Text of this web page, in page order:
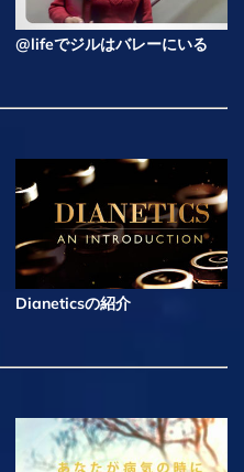
@lifeでジルはバレーにいる
Dianeticsの紹介